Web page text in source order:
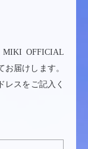
OFFICIAL
届けします。
レスをご記入く